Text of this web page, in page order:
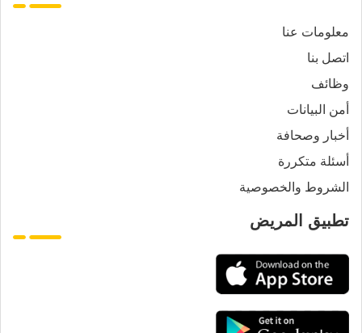
معلومات عنا
اتصل بنا
وظائف
أمن البيانات
أخبار وصحافة
أسئلة متكررة
الشروط والخصوصية
تطبيق المريض